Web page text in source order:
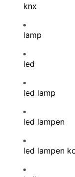
knx
lamp
led
led lamp
led lampen
led lampen